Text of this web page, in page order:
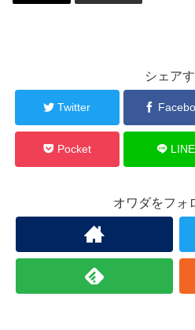
シェア
Twitter
Pocket LINE
オワダをフォ